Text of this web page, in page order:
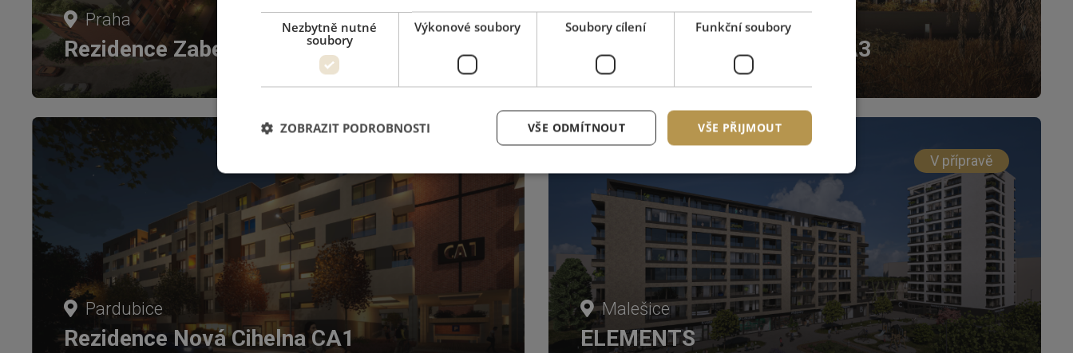
Praha
Rezidence Zabelity
Pardubice
Rezidence Nová Cihelna CA3
Pardubice
Rezidence Nová Cihelna CA1
Malešice
ELEMENTS
V přípravě
Nezbytně nutné
soubory
Výkonové soubory Soubory cílení Funkční soubory
VŠE PŘIJMOUT
VŠE ODMÍTNOUT
ZOBRAZIT PODROBNOSTI